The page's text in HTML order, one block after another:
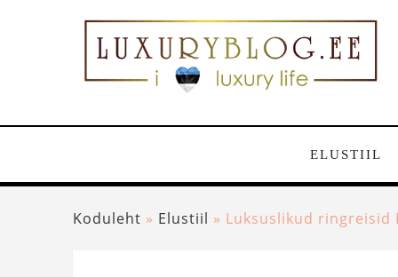
ELUSTIIL
Koduleht » Elustiil » Luksuslikud ringreisid